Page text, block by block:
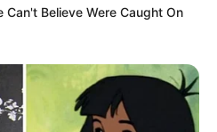
Can't Believe Were Caught On